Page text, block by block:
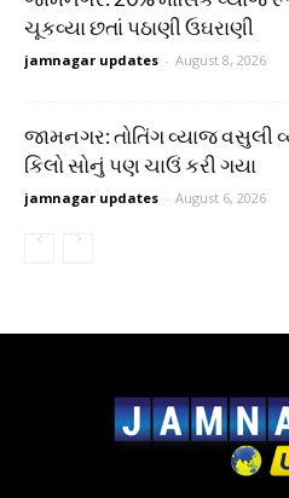
ચૂકવ્યા છતાં પઠાણી ઉઘરાણી
jamnagar updates - August 8, 2026
જામનગર: તોતિંગ વ્યાજ વસુલી
કિલો સોનું પણ ચાઉં કરી ગયા
jamnagar updates - August 6, 2026